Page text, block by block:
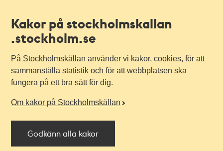
Kakor på stockholmskallan
.stockholm.se
På Stockholmskällan använder vi kakor, cookies, för att
sammanställa statistik och för att webbplatsen ska
fungera på ett bra sätt för dig.
Om kakor på Stockholmskällan
Godkänn alla kakor